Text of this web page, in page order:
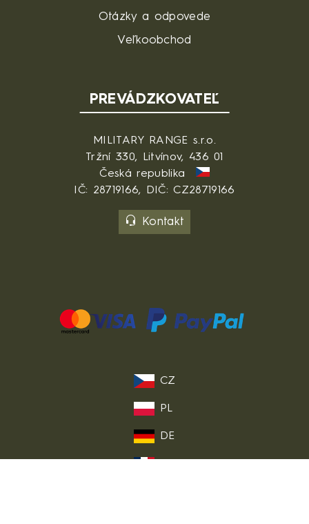
Otázky a odpovede
Veľkoobchod
PREVÁDZKOVATEĽ
MILITARY RANGE s.r.o.
Tržní 330, Litvínov, 436 01
Česká republika
IČ: 28719166, DIČ: CZ28719166
Kontakt
CZ
PL
DE